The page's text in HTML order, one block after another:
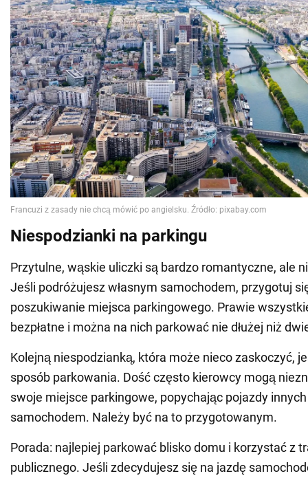
Niespodzianki na parkingu
Przytulne, wąskie uliczki są bardzo romantyczne, ale
Jeśli podróżujesz własnym samochodem, przygotuj
poszukiwanie miejsca parkingowego. Prawie
bezpłatne i można na nich parkować nie dłużej niż
Kolejną niespodzianką, która może nieco zaskoczyć,
sposób parkowania. Dość często kierowcy mogą
swoje miejsce parkingowe, popychając pojazdy
samochodem. Należy być na to przygotowanym.
Porada: najlepiej parkować blisko domu i korzystać z
publicznego. Jeśli zdecydujesz się na jazdę